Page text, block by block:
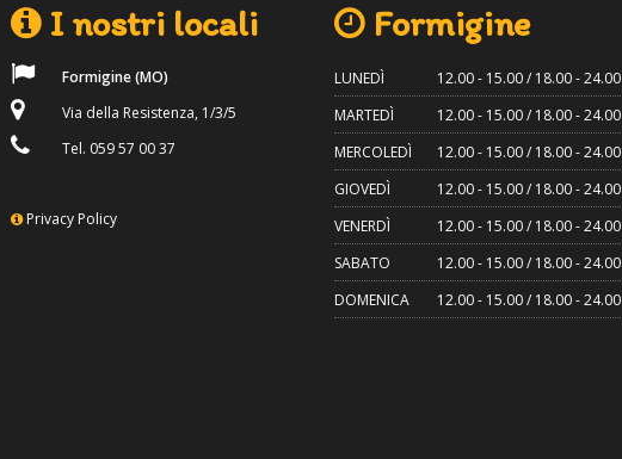
I nostri locali
Formigine (MO)
Via della Resistenza, 1/3/5
Tel. 059 57 00 37
Privacy Policy
Formigine
LUNEDÌ
12.00 - 15.00 / 18.00 - 24.00
MARTEDÌ
12.00 - 15.00 / 18.00 - 24.00
MERCOLEDÌ
12.00 - 15.00 / 18.00 - 24.00
GIOVEDÌ
12.00 - 15.00 / 18.00 - 24.00
VENERDÌ
12.00 - 15.00 / 18.00 - 24.00
SABATO
12.00 - 15.00 / 18.00 - 24.00
DOMENICA
12.00 - 15.00 / 18.00 - 24.00